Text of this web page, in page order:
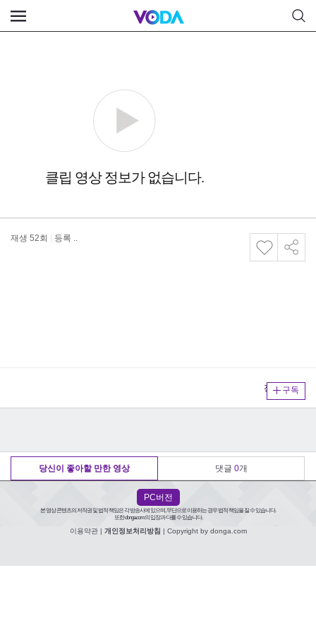
재생 52회 등록 ..
구독
전체보기
당신이 좋아할 만한 영상 댓글 0개
PC버전
본 영상 콘텐츠의 저작권 및 법적 책임은 각 방송사에 있으며, 무단으로 이용하는 경우 법적 책임을 질 수 있습니다.
또한 donga.com의 입장과 다를 수 있습니다.
이용약관| 개인정보처리방침 | Copyright by donga.com